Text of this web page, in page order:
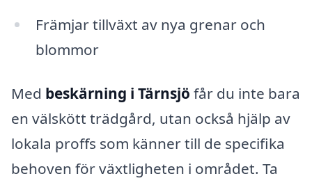
Främjar tillväxt av nya grenar och
blommor
Med beskärning i Tärnsjö får du inte bara
en välskött trädgård, utan också hjälp av
lokala proffs som känner till de specifika
behoven för växtligheten i området. Ta